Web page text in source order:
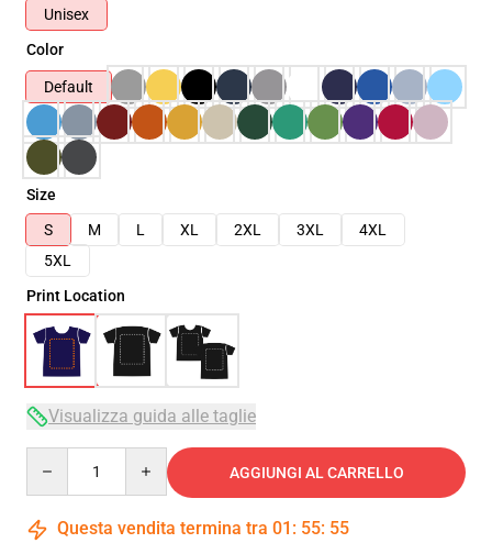
Unisex
Color
Default
Size
S
M L XL 2XL 3XL
4XL
5XL
Print Location
Visualizza guida alle taglie
AGGIUNGI AL CARRELLO
Questa vendita termina tra 01 : 55: 54